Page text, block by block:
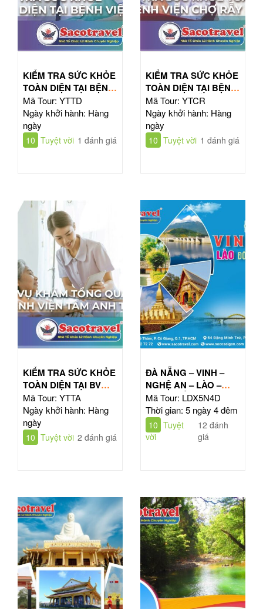
KIỂM TRA SỨC KHỎE
TOÀN DIỆN TẠI BỆNH
VIỆN TỪ DŨ
Mã Tour: YTTD
Ngày khởi hành: Hàng
ngày
10 Tuyệt vời 1 đánh giá
KIỂM TRA SỨC KHỎE
TOÀN DIỆN TẠI BỆNH
VIỆN CHỢ RẪY
Mã Tour: YTCR
Ngày khởi hành: Hàng
ngày
10 Tuyệt vời 1 đánh giá
KIỂM TRA SỨC KHỎE
TOÀN DIỆN TẠI BV
TÂM ANH HỒ CHÍ
MINH
Mã Tour: YTTA
Ngày khởi hành: Hàng
ngày
10 Tuyệt vời 2 đánh giá
ĐÀ NẴNG – VINH –
NGHỆ AN – LÀO –
ĐÔNG BẮC THÁI LAN
| TOUR 5N4Đ
Mã Tour: LDX5N4D
Thời gian: 5 ngày 4 đêm
10 Tuyệt
vời
12 đánh
giá